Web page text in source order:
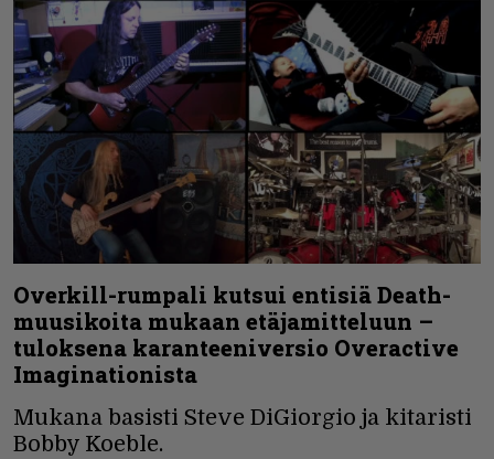
Overkill-rumpali kutsui entisiä Death-
muusikoita mukaan etäjamitteluun –
tuloksena karanteeniversio Overactive
Imaginationista
Mukana basisti Steve DiGiorgio ja kitaristi
Bobby Koeble.